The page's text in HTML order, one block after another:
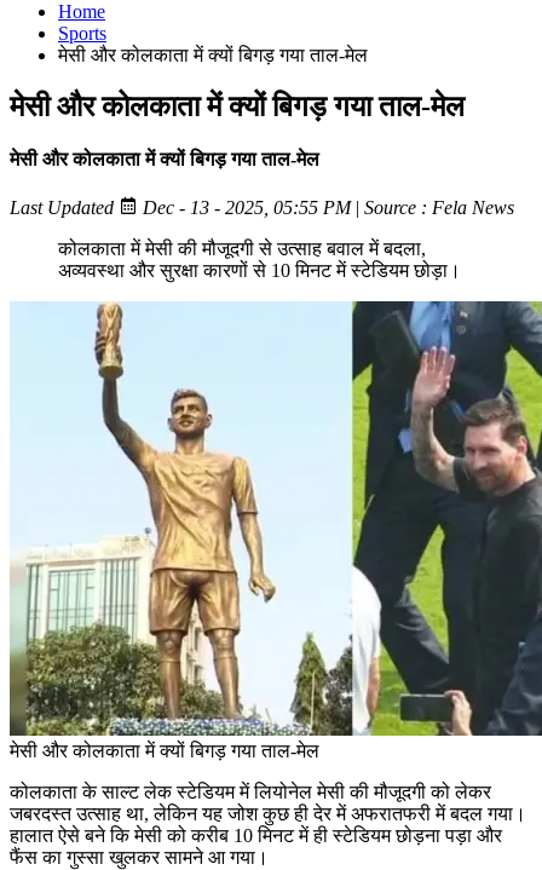
Home
Sports
मेसी और कोलकाता में क्यों बिगड़ गया ताल-मेल
मेसी और कोलकाता में क्यों बिगड़ गया ताल-मेल
मेसी और कोलकाता में क्यों बिगड़ गया ताल-मेल
Last Updated Dec - 13 - 2025, 05:55 PM| Source : Fela News
कोलकाता में मेसी की मौजूदगी से उत्साह बवाल में बदला,
अव्यवस्था और सुरक्षा कारणों से 10 मिनट में स्टेडियम छोड़ा।
मेसी और कोलकाता में क्यों बिगड़ गया ताल-मेल
कोलकाता के साल्ट लेक स्टेडियम में लियोनेल मेसी की मौजूदगी को लेकर
जबरदस्त उत्साह था, लेकिन यह जोश कुछ ही देर में अफरातफरी में बदल गया।
हालात ऐसे बने कि मेसी को करीब 10 मिनट में ही स्टेडियम छोड़ना पड़ा और
फैंस का गुस्सा खुलकर सामने आ गया।